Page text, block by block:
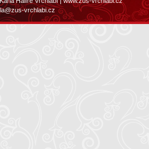
vrchlabi.cz